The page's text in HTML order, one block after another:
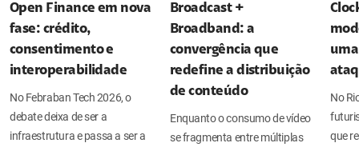
Open Finance em nova
fase: crédito,
consentimento e
interoperabilidade
No Febraban Tech 2026, o
debate deixa de ser a
infraestrutura e passa a ser a
Broadcast +
Broadband: a
convergência que
redefine a distribuição
de conteúdo
Enquanto o consumo de vídeo
se fragmenta entre múltiplas
No
que